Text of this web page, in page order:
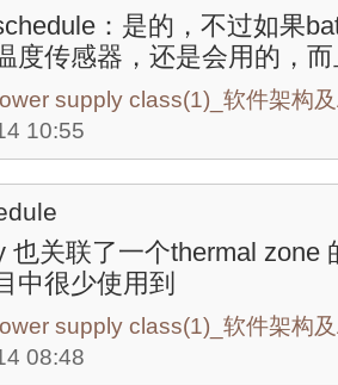
：是的，不过如果
度传感器，还是会用的，
supply class(1)_软件架构
10:55
也关联了一个thermal zone
中很少使用到
supply class(1)_软件架构
08:48